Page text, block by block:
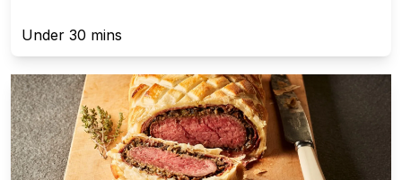
Under 30 mins